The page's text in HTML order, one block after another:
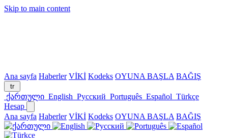
Skip to main content
Ana sayfa Haberler VİKİ Kodeks OYUNA BAŞLA BAĞIŞ
tr
ქართული English Русский Português Español Türkçe
Hesap
Ana sayfa Haberler VİKİ Kodeks OYUNA BAŞLA BAĞIŞ